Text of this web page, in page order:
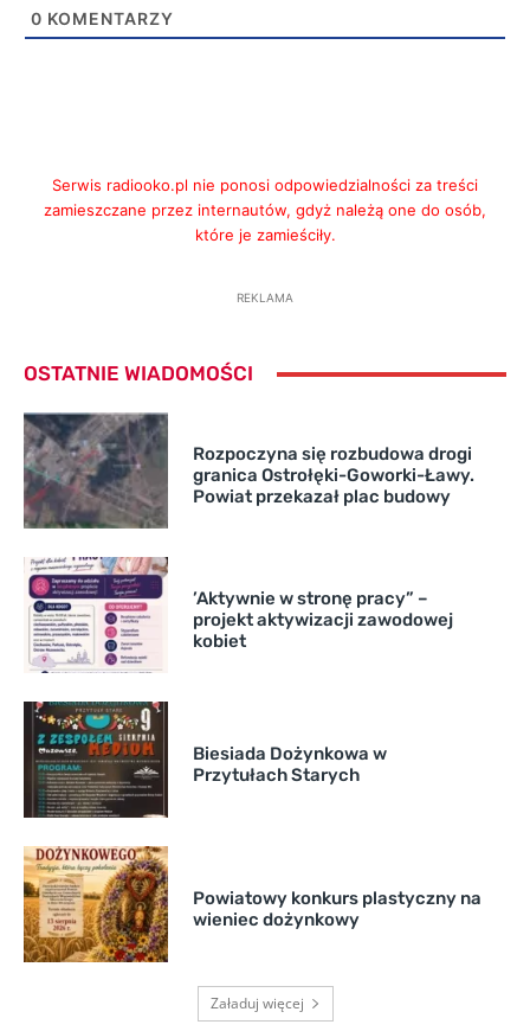
0 KOMENTARZY
Serwis radiooko.pl nie ponosi odpowiedzialności za treści
zamieszczane przez internautów, gdyż należą one do osób,
które je zamieściły.
REKLAMA
OSTATNIE WIADOMOŚCI
Rozpoczyna się rozbudowa drogi
granica Ostrołęki-Goworki-Ławy.
Powiat przekazał plac budowy
’Aktywnie w stronę pracy” –
projekt aktywizacji zawodowej
kobiet
Biesiada Dożynkowa w
Przytułach Starych
Powiatowy konkurs plastyczny na
wieniec dożynkowy
Załaduj więcej